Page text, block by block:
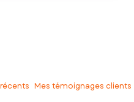
souhaitez acheter ou vendre
Mes témoignages clients